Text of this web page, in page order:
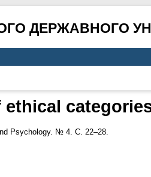
ДЕРЖАВНОГО
Psychology. № 4. С. 22–28.